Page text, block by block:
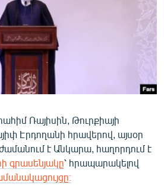
Ռայիսին, Թուրքիայի
Էրդողանի հրավերով, այսօր
է Անկարա, հաղորդում է
գրասենյակը՝ հրապարակելով